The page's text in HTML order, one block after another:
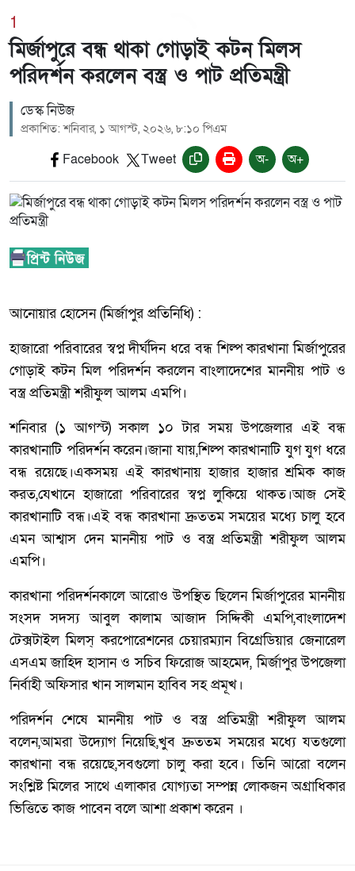
1
মির্জাপুরে বন্ধ থাকা গোড়াই কটন মিলস
পরিদর্শন করলেন বস্ত্র ও পাট প্রতিমন্ত্রী
ডেস্ক নিউজ
প্রকাশিত: শনিবার, ১ আগস্ট, ২০২৬, ৮:১০ পিএম
Facebook Tweet অ- অ+
আনোয়ার হোসেন (মির্জাপুর প্রতিনিধি) :
হাজারো পরিবারের স্বপ্ন দীর্ঘদিন ধরে বন্ধ শিল্প কারখানা মির্জাপুরের
গোড়াই কটন মিল পরিদর্শন করলেন বাংলাদেশের মাননীয় পাট ও
বস্ত্র প্রতিমন্ত্রী শরীফুল আলম এমপি।
শনিবার (১ আগস্ট) সকাল ১০ টার সময় উপজেলার এই বন্ধ
কারখানাটি পরিদর্শন করেন।জানা যায়,শিল্প কারখানাটি যুগ যুগ ধরে
বন্ধ রয়েছে।একসময় এই কারখানায় হাজার হাজার শ্রমিক কাজ
করত,যেখানে হাজারো পরিবারের স্বপ্ন লুকিয়ে থাকত।আজ সেই
কারখানাটি বন্ধ।এই বন্ধ কারখানা দ্রুততম সময়ের মধ্যে চালু হবে
এমন আশ্বাস দেন মাননীয় পাট ও বস্ত্র প্রতিমন্ত্রী শরীফুল আলম
এমপি।
কারখানা পরিদর্শনকালে আরোও উপস্থিত ছিলেন মির্জাপুরের মাননীয়
সংসদ সদস্য আবুল কালাম আজাদ সিদ্দিকী এমপি,বাংলাদেশ
টেক্সটাইল মিলস্ করপোরেশনের চেয়ারম্যান বিগ্রেডিয়ার জেনারেল
এসএম জাহিদ হাসান ও সচিব ফিরোজ আহমেদ, মির্জাপুর উপজেলা
নির্বাহী অফিসার খান সালমান হাবিব সহ প্রমূখ।
পরিদর্শন শেষে মাননীয় পাট ও বস্ত্র প্রতিমন্ত্রী শরীফুল আলম
বলেন,আমরা উদ্যোগ নিয়েছি,খুব দ্রুততম সময়ের মধ্যে যতগুলো
কারখানা বন্ধ রয়েছে,সবগুলো চালু করা হবে। তিনি আরো বলেন
সংশ্লিষ্ট মিলের সাথে এলাকার যোগ্যতা সম্পন্ন লোকজন অগ্রাধিকার
ভিত্তিতে কাজ পাবেন বলে আশা প্রকাশ করেন ।